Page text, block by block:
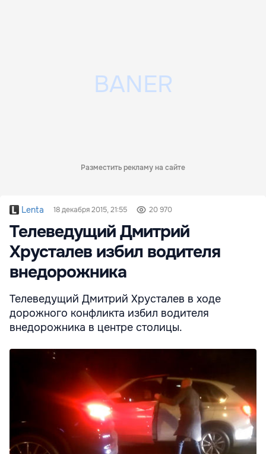
Разместить рекламу на сайте
Lenta 18 декабря 2015, 21:55 20 970
Телеведущий Дмитрий
Хрусталев избил водителя
внедорожника
Телеведущий Дмитрий Хрусталев в ходе
дорожного конфликта избил водителя
внедорожника в центре столицы.